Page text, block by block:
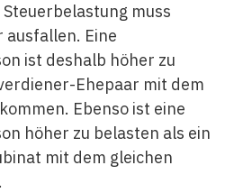
muss
Eine
ist deshalb höher zu
Ehepaar mit dem
Ebenso ist eine
höher zu belasten als ein
mit dem gleichen